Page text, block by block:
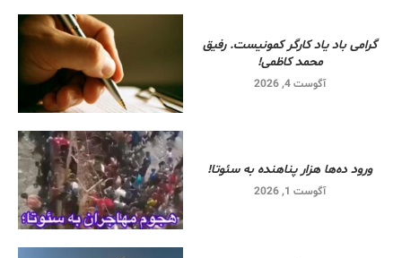
گرامی باد یاد کارگر کمونیست. رفیق
محمد کاظمی!
آگوست 4, 2026
ورود ده‌ها هزار پناهنده به سئوتا!
آگوست 1, 2026